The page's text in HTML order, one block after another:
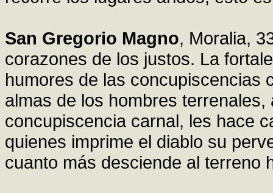
San Gregorio Magno, Moralia,
corazones de los justos. La
humores de las concupiscencias
almas de los hombres
concupiscencia carnal, les hace
quienes imprime el diablo su
cuanto más desciende al terreno